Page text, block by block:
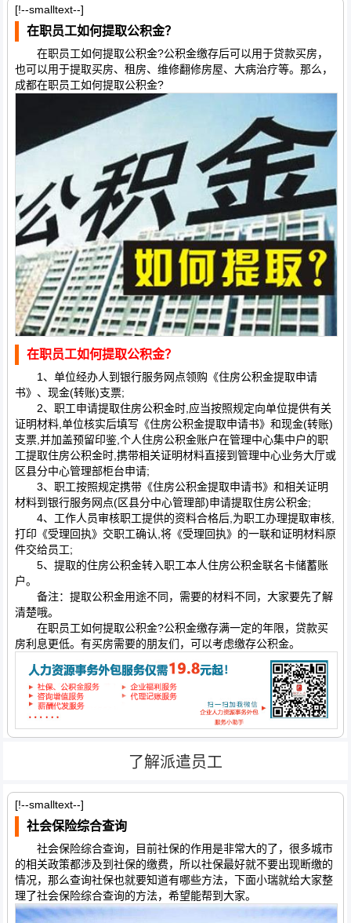
[!--smalltext--]
在职员工如何提取公积金？
在职员工如何提取公积金?公积金缴存后可以用于贷款买房，
也可以用于提取买房、租房、维修翻修房屋、大病治疗等。那么，
成都在职员工如何提取公积金?
在职员工如何提取公积金？
1、单位经办人到银行服务网点领购《住房公积金提取申请
书》、现金(转账)支票;
2、职工申请提取住房公积金时,应当按照规定向单位提供有关
证明材料,单位核实后填写《住房公积金提取申请书》和现金(转账)
支票,并加盖预留印鉴,个人住房公积金账户在管理中心集中户的职
工提取住房公积金时,携带相关证明材料直接到管理中心业务大厅或
区县分中心管理部柜台申请;
3、职工按照规定携带《住房公积金提取申请书》和相关证明
材料到银行服务网点(区县分中心管理部)申请提取住房公积金;
4、工作人员审核职工提供的资料合格后,为职工办理提取审核,
打印《受理回执》交职工确认,将《受理回执》的一联和证明材料原
件交给员工;
5、提取的住房公积金转入职工本人住房公积金联名卡储蓄账
户。
备注：提取公积金用途不同，需要的材料不同，大家要先了解
清楚哦。
在职员工如何提取公积金?公积金缴存满一定的年限，贷款买
房利息更低。有买房需要的朋友们，可以考虑缴存公积金。
了解派遣员工
[!--smalltext--]
社会保险综合查询
社会保险综合查询，目前社保的作用是非常大的了，很多城市
的相关政策都涉及到社保的缴费，所以社保最好就不要出现断缴的
情况，那么查询社保也就要知道有哪些方法，下面小瑞就给大家整
理了社会保险综合查询的方法，希望能帮到大家。